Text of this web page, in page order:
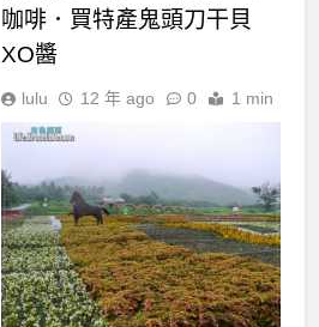
咖啡．買特產鬼頭刀干貝
XO醬
lulu 12 年 ago 0 1 min